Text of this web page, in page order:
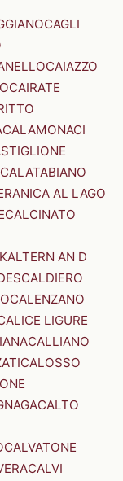
CAGLI
CAIAZZO
CAIRATE
CALAMONACI
CALATABIANO
AL LAGO
CALCINATO
AN D
CALDIERO
CALENZANO
LIGURE
CALLIANO
CALOSSO
CALTO
CALVATONE
CALVI